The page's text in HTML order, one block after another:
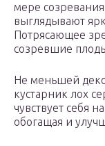
мере
выглядывают
Потрясающее
созревшие
Не меньшей
кустарник лох
чувствует себя
обогащая и